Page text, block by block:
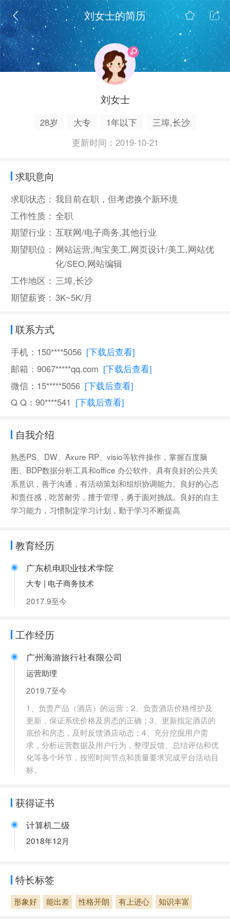
刘女士的简历
刘女士
28岁 大专 1年以下
三埠,长沙
更新时间：2019-10-21
求职意向
求职状态： 我目前在职，但考虑换个新环境
工作性质： 全职
期望行业： 互联网/电子商务,其他行业
期望职位： 网站运营,淘宝美工,网页设计/美工,网站优
化/SEO,网站编辑
工作地区： 三埠,长沙
期望薪资： 3K~5K/月
联系方式
手机：150****5056 [下载后查看]
邮箱：9067*****qq.com [下载后查看]
微信：15*****5056 [下载后查看]
Q Q：90****541 [下载后查看]
自我介绍
熟悉PS、DW、Axure RP、visio等软件操作，掌握百度脑
图、BDP数据分析工具和office 办公软件。具有良好的公共关
系意识，善于沟通，有活动策划和组织协调能力。良好的心态
和责任感，吃苦耐劳，擅于管理，勇于面对挑战。良好的自主
学习能力，习惯制定学习计划，勤于学习不断提高
教育经历
广东机电职业技术学院
大专 | 电子商务技术
2017.9至今
工作经历
广州海游旅行社有限公司
运营助理
2019.7至今
1、负责产品（酒店）的运营；2、负责酒店价格维护及
更新，保证系统价格及房态的正确；3、更新指定酒店的
底价和房态，及时反馈酒店动态；4、充分挖掘用户需
求，分析运营数据及用户行为，整理反馈、总结评估和优
化等各个环节，按照时间节点和质量要求完成平台活动目
标。
获得证书
计算机二级
2018年12月
特长标签
形象好 能出差 性格开朗 有上进心 知识丰富